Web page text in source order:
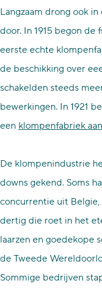
Langzaam drong ook
door. In 1915 begon
eerste echte
de beschikking over
schakelden steeds
bewerkingen. In 1921
een klompenfabriek
De klompenindustrie
downs gekend. Soms
concurrentie uit Belgie,
dertig die roet in het
laarzen en goedekope
de Tweede
Sommige bedrijven